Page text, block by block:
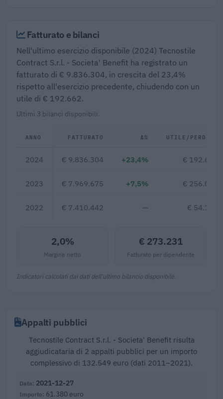
Fatturato e bilanci
Nell'ultimo esercizio disponibile (2024) Tecnostile
Contract S.r.l. - Societa' Benefit ha registrato un
fatturato di € 9.836.304, in crescita del 23,4%
rispetto all'esercizio precedente, chiudendo con un
utile di € 192.662.
Ultimi 3 bilanci disponibili.
ANNO FATTURATO Δ% UTILE/PERDITA
2024 € 9.836.304 +23,4% € 192.662
2023 € 7.969.675 +7,5% € 256.083
2022 € 7.410.442 — € 54.151
2,0%
Margine netto
€ 273.231
Fatturato per dipendente
Indicatori calcolati dai dati dell'ultimo bilancio disponibile.
Appalti pubblici
Tecnostile Contract S.r.l. - Societa' Benefit risulta
aggiudicataria di 2 appalti pubblici per un importo
complessivo di 132.549 euro (dati 2011–2021).
2021-12-27
61.380 euro